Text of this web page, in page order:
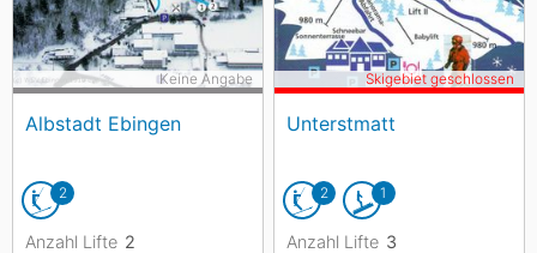
Albstadt Ebingen
Keine Angabe
2
Anzahl Lifte 2
Unterstmatt
Skigebiet geschlossen
2 1
Anzahl Lifte 3